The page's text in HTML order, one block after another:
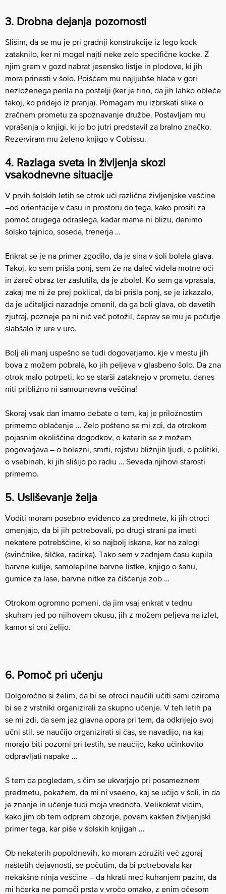
3. Drobna dejanja pozornosti
Slišim, da se mu je pri gradnji konstrukcije iz lego kock
zataknilo, ker ni mogel najti neke zelo specifične kocke. Z
njim grem v gozd nabrat jesensko listje in plodove, ki jih
mora prinesti v šolo. Poiščem mu najljubše hlače v gori
nezloženega perila na postelji (ker je fino, da jih lahko obleče
takoj, ko pridejo iz pranja). Pomagam mu izbrskati slike o
zračnem prometu za spoznavanje družbe. Postavljam mu
vprašanja o knjigi, ki jo bo jutri predstavil za bralno značko.
Rezerviram mu želeno knjigo v Cobissu.
4. Razlaga sveta in življenja skozi
vsakodnevne situacije
V prvih šolskih letih se otrok uči različne življenjske veščine
–od orientacije v času in prostoru do tega, kako prositi za
pomoč drugega odraslega, kadar mame ni blizu, denimo
šolsko tajnico, soseda, trenerja …
Enkrat se je na primer zgodilo, da je sina v šoli bolela glava.
Takoj, ko sem prišla ponj, sem že na daleč videla motne oči
in žareč obraz ter zaslutila, da je zbolel. Ko sem ga vprašala,
zakaj me ni že prej poklical, da bi prišla ponj, se je izkazalo,
da je učiteljici nazadnje omenil, da ga boli glava, ob devetih
zjutraj, pozneje pa ni nič več potožil, čeprav se mu je počutje
slabšalo iz ure v uro.
Bolj ali manj uspešno se tudi dogovarjamo, kje v mestu jih
bova z možem pobrala, ko jih peljeva v glasbeno šolo. Da zna
otrok malo potrpeti, ko se starši zataknejo v prometu, danes
niti približno ni samoumevna veščina!
Skoraj vsak dan imamo debate o tem, kaj je priložnostim
primerno oblačenje … Zelo pošteno se mi zdi, da otrokom
pojasnim okoliščine dogodkov, o katerih se z možem
pogovarjava – o bolezni, smrti, rojstvu bližnjih ljudi, o politiki,
o vsebinah, ki jih slišijo po radiu … Seveda njihovi starosti
primerno.
5. Usliševanje želja
Voditi moram posebno evidenco za predmete, ki jih otroci
omenjajo, da bi jih potrebovali, po drugi strani pa imeti
nekatere potrebščine, ki so najbolj iskane, kar na zalogi
(svinčnike, šilčke, radirke). Tako sem v zadnjem času kupila
barvne kulije, samolepilne barvne listke, knjigo o šahu,
gumice za lase, barvne nitke za čiščenje zob …
Otrokom ogromno pomeni, da jim vsaj enkrat v tednu
skuham jed po njihovem okusu, jih z možem peljeva na izlet,
kamor si oni želijo.
6. Pomoč pri učenju
Dolgoročno si želim, da bi se otroci naučili učiti sami oziroma
bi se z vrstniki organizirali za skupno učenje. V teh letih pa
se mi zdi, da sem jaz glavna opora pri tem, da odkrijejo svoj
učni stil, se naučijo organizirati si čas, se navadijo, na kaj
morajo biti pozorni pri testih, se naučijo, kako učinkovito
odpravljati napake …
S tem da pogledam, s čim se ukvarjajo pri posameznem
predmetu, pokažem, da mi ni vseeno, kaj se učijo v šoli, in da
je znanje in učenje tudi moja vrednota. Velikokrat vidim,
kako jim ob tem odprem obzorje, povem kakšen življenjski
primer tega, kar piše v šolskih knjigah …
Ob nekaterih popoldnevih, ko moram združiti več zgoraj
naštetih dejavnosti, se počutim, da bi potrebovala kar
nekakšne ninja veščine – da hkrati med kuhanjem pazim, da
mi hčerka ne pomoči prsta v vročo omako, z enim očesom